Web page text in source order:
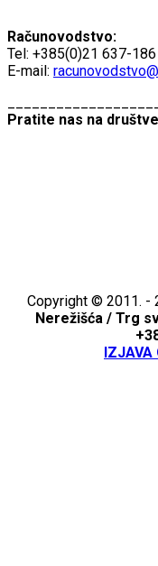
Računovodstvo:
Tel: +385(0)21 637-186
E-mail:
Pratite nas na
Copyright © 2011. -
Nerežišća /Trg
IZJAVA